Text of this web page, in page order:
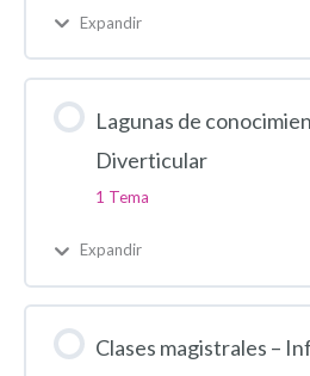
Expandir
Lagunas de
Diverticular
1 Tema
Expandir
Clases magistrales –